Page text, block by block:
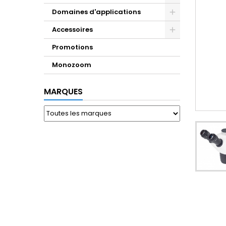
Domaines d'applications
Accessoires
Promotions
Monozoom
MARQUES